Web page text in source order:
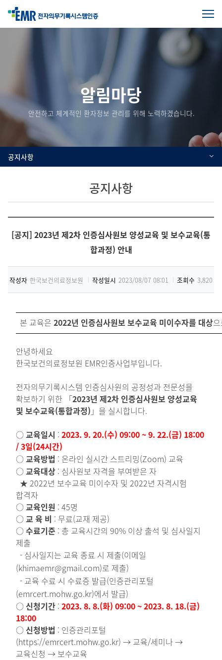
전
체
알림마당
안전하고 체계적인 환자정보 관리를 위해 노력하겠습니다.
공지사항
공지사항
[공지] 2023년 제2차 인증심사원보 양성교육 및 보수교육(통
합과정) 안내
작성자 한국보건의료정보원 작성일시 2023/08/07 08:01 조회수 3,820
본 교육은 2022년 인증심사원보 보수교육 미이수자를 대상
안녕하세요
한국보건의료정보원 EMR인증사업부입니다.
전자의무기록시스템 인증심사원의 공정성과 전문성을
확보하기 위한 「2023년 제2차 인증심사원보 양성교육
및 보수교육(통합과정) 」을 실시합니다.
○교육일시 : 2023. 9. 20.(수) 09:00 ~ 9. 22.(금) 18:00
/ 3일(24시간)
○교육방법 : 온라인 실시간 스트리밍(Zoom) 교육
○교육대상 : 심사원보 자격을 부여받은 자
★ 2022년 보수교육 미이수자 및 2022년 자격시험
합격자
○교육인원 : 45명
○교 육 비 : 무료(교재 제공)
○수료기준 : 총 교육시간의 90% 이상 출석 및 심사일지
제출
- 심사일지는 교육 종료 시 제출(이메일
(khimaemr@gmail.com)로 제출)
- 교육 수료 시 수료증 발급(인증관리포털
(emrcert.mohw.go.kr)에서 발급)
○ 신청기간 : 2023. 8. 8.(화) 09:00~ 2023. 8. 18.(금)
18:00
○ 신청방법 : 인증관리포털
(https://emrcert.mohw.go.kr) → 교육/세미나 →
교육신청 → 보수교육